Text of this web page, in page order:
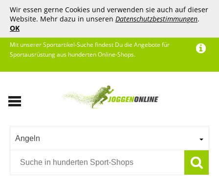
Wir essen gerne Cookies und verwenden sie auch auf dieser
Website. Mehr dazu in unseren Datenschutzbestimmungen.
OK
Mit unserer Sportartikel-Suche findest Du die Angebote für
Sportausrüstung aus hunderten Online-Shops.
Angeln